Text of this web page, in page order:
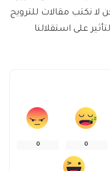
لا نكتب مقالات للترويج
على استقلالنا
0
0